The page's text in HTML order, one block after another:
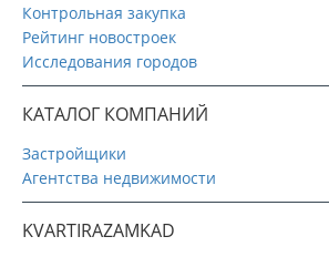
Контрольная закупка
Рейтинг новостроек
Исследования городов
КАТАЛОГ КОМПАНИЙ
Застройщики
Агентства недвижимости
KVARTIRAZAMKAD